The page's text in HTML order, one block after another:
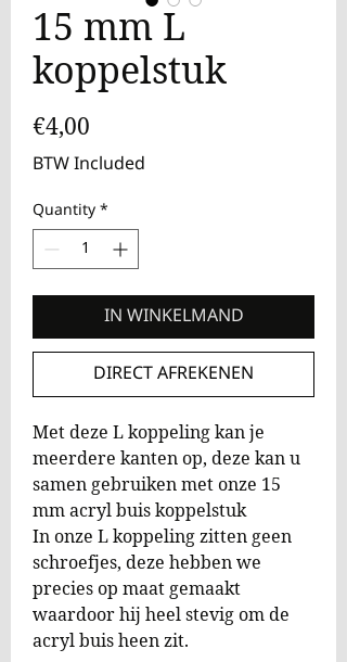
15 mm L
koppelstuk
€4,00
BTW Included
Quantity*
IN WINKELMAND
DIRECT AFREKENEN
Met deze L koppeling kan je
meerdere kanten op, deze kan u
samen gebruiken met onze 15
mm acryl buis koppelstuk
In onze L koppeling zitten geen
schroefjes, deze hebben we
precies op maat gemaakt
waardoor hij heel stevig om de
acryl buis heen zit.